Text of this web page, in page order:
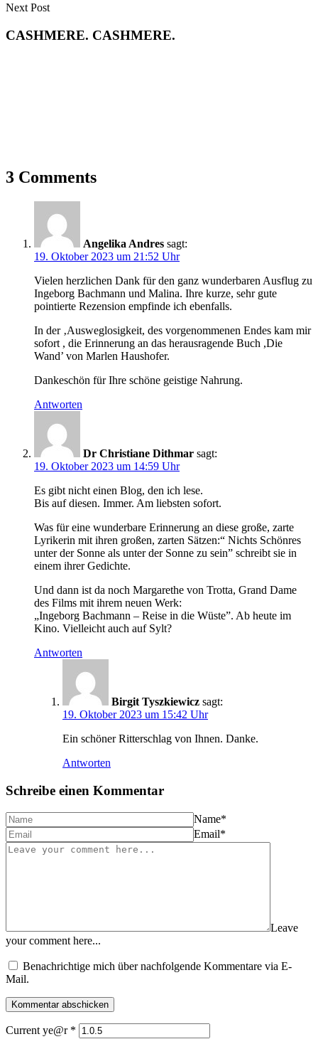
Next Post
CASHMERE. CASHMERE.
3 Comments
Angelika Andres sagt:
19. Oktober 2023 um 21:52 Uhr
Vielen herzlichen Dank für den ganz wunderbaren Ausflug zu
Ingeborg Bachmann und Malina. Ihre kurze, sehr gute
pointierte Rezension empfinde ich ebenfalls.
In der ‚Ausweglosigkeit, des vorgenommenen Endes kam mir
sofort , die Erinnerung an das herausragende Buch ,Die
Wand’ von Marlen Haushofer.
Dankeschön für Ihre schöne geistige Nahrung.
Antworten
Dr Christiane Dithmar sagt:
19. Oktober 2023 um 14:59 Uhr
Es gibt nicht einen Blog, den ich lese.
Bis auf diesen. Immer. Am liebsten sofort.
Was für eine wunderbare Erinnerung an diese große, zarte
Lyrikerin mit ihren großen, zarten Sätzen:“ Nichts Schönres
unter der Sonne als unter der Sonne zu sein” schreibt sie in
einem ihrer Gedichte.
Und dann ist da noch Margarethe von Trotta, Grand Dame
des Films mit ihrem neuen Werk:
„Ingeborg Bachmann – Reise in die Wüste”. Ab heute im
Kino. Vielleicht auch auf Sylt?
Antworten
Birgit Tyszkiewicz sagt:
19. Oktober 2023 um 15:42 Uhr
Ein schöner Ritterschlag von Ihnen. Danke.
Antworten
Schreibe einen Kommentar
Name*
Email*
Leave
your comment here...
Benachrichtige mich über nachfolgende Kommentare via E-
Mail.
Current ye@r *